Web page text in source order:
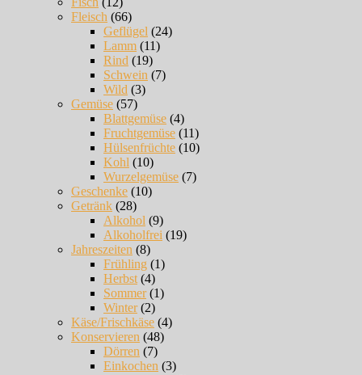
Fleisch (66)
Geflügel (24)
Lamm (11)
Rind (19)
Schwein (7)
Wild (3)
Gemüse (57)
Blattgemüse (4)
Fruchtgemüse (11)
Hülsenfrüchte (10)
Kohl (10)
Wurzelgemüse (7)
Geschenke (10)
Getränk (28)
Alkohol (9)
Alkoholfrei (19)
Jahreszeiten (8)
Frühling (1)
Herbst (4)
Sommer(1)
Winter(2)
Käse/Frischkäse (4)
Konservieren (48)
Dörren (7)
Einkochen (3)